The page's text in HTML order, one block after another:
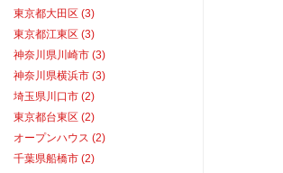
東京都大田区 (3)
東京都江東区 (3)
神奈川県川崎市 (3)
神奈川県横浜市 (3)
埼玉県川口市 (2)
東京都台東区 (2)
オープンハウス (2)
千葉県船橋市 (2)